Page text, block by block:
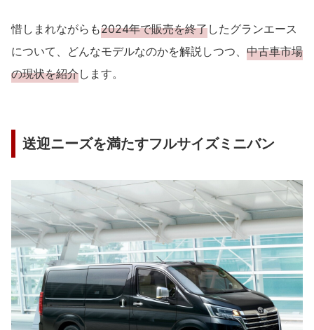
惜しまれながらも2024年で販売を終了したグランエース
について、どんなモデルなのかを解説しつつ、 中古車市場
の現状を紹介します。
送迎ニーズを満たすフルサイズミニバン